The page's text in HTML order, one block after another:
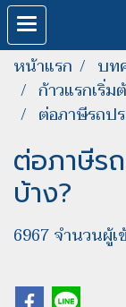
หน้าแรก
บท
ก้าวแรกเริ่ม
ต่อภาษีรถป
ต่อภาษีร
บ้าง?
6967 จำนวนผู้เ